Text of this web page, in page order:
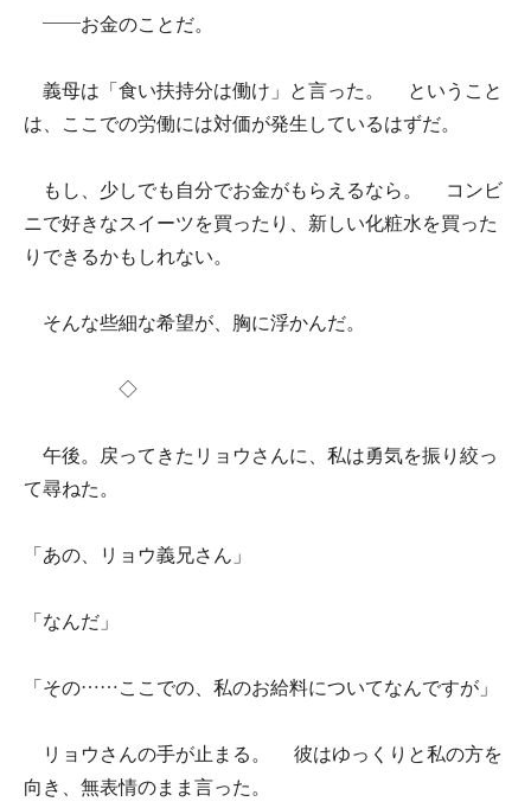
――お金のことだ。
義母は「食い扶持分は働け」と言った。 ということ
は、ここでの労働には対価が発生しているはずだ。
もし、少しでも自分でお金がもらえるなら。 コンビ
ニで好きなスイーツを買ったり、新しい化粧水を買った
りできるかもしれない。
そんな些細な希望が、胸に浮かんだ。
◇
午後。戻ってきたリョウさんに、私は勇気を振り絞っ
て尋ねた。
「あの、リョウ義兄さん」
「なんだ」
「その……ここでの、私のお給料についてなんですが」
リョウさんの手が止まる。 彼はゆっくりと私の方を
向き、無表情のまま言った。